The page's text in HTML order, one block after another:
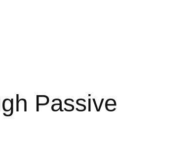
Passive